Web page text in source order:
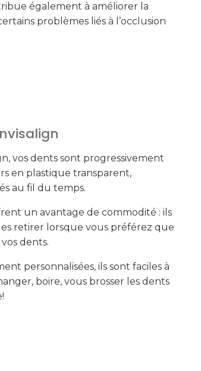
également à améliorer la
problèmes liés à l’occlusion
vos dents sont progressivement
en plastique transparent,
au fil du temps.
un avantage de commodité : ils
retirer lorsque vous préférez que
dents.
personnalisées, ils sont faciles à
boire, vous brosser les dents